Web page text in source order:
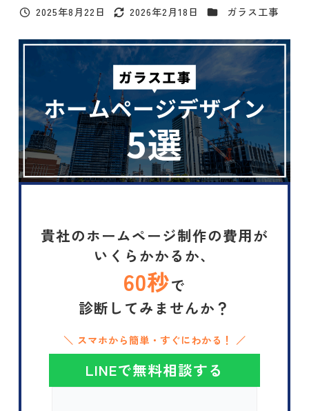
投稿日2025年8月22日 更新日2026年2月18日 カテゴリー
ガラス工事
貴社のホームページ制作の費用が
いくらかかるか、
60秒で
診断してみませんか？
＼ スマホから簡単・すぐにわかる！ ／
LINEで無料相談する